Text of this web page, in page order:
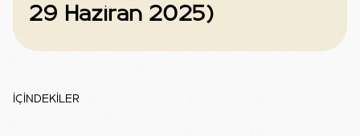
29 Haziran 2025)
İÇİNDEKİLER